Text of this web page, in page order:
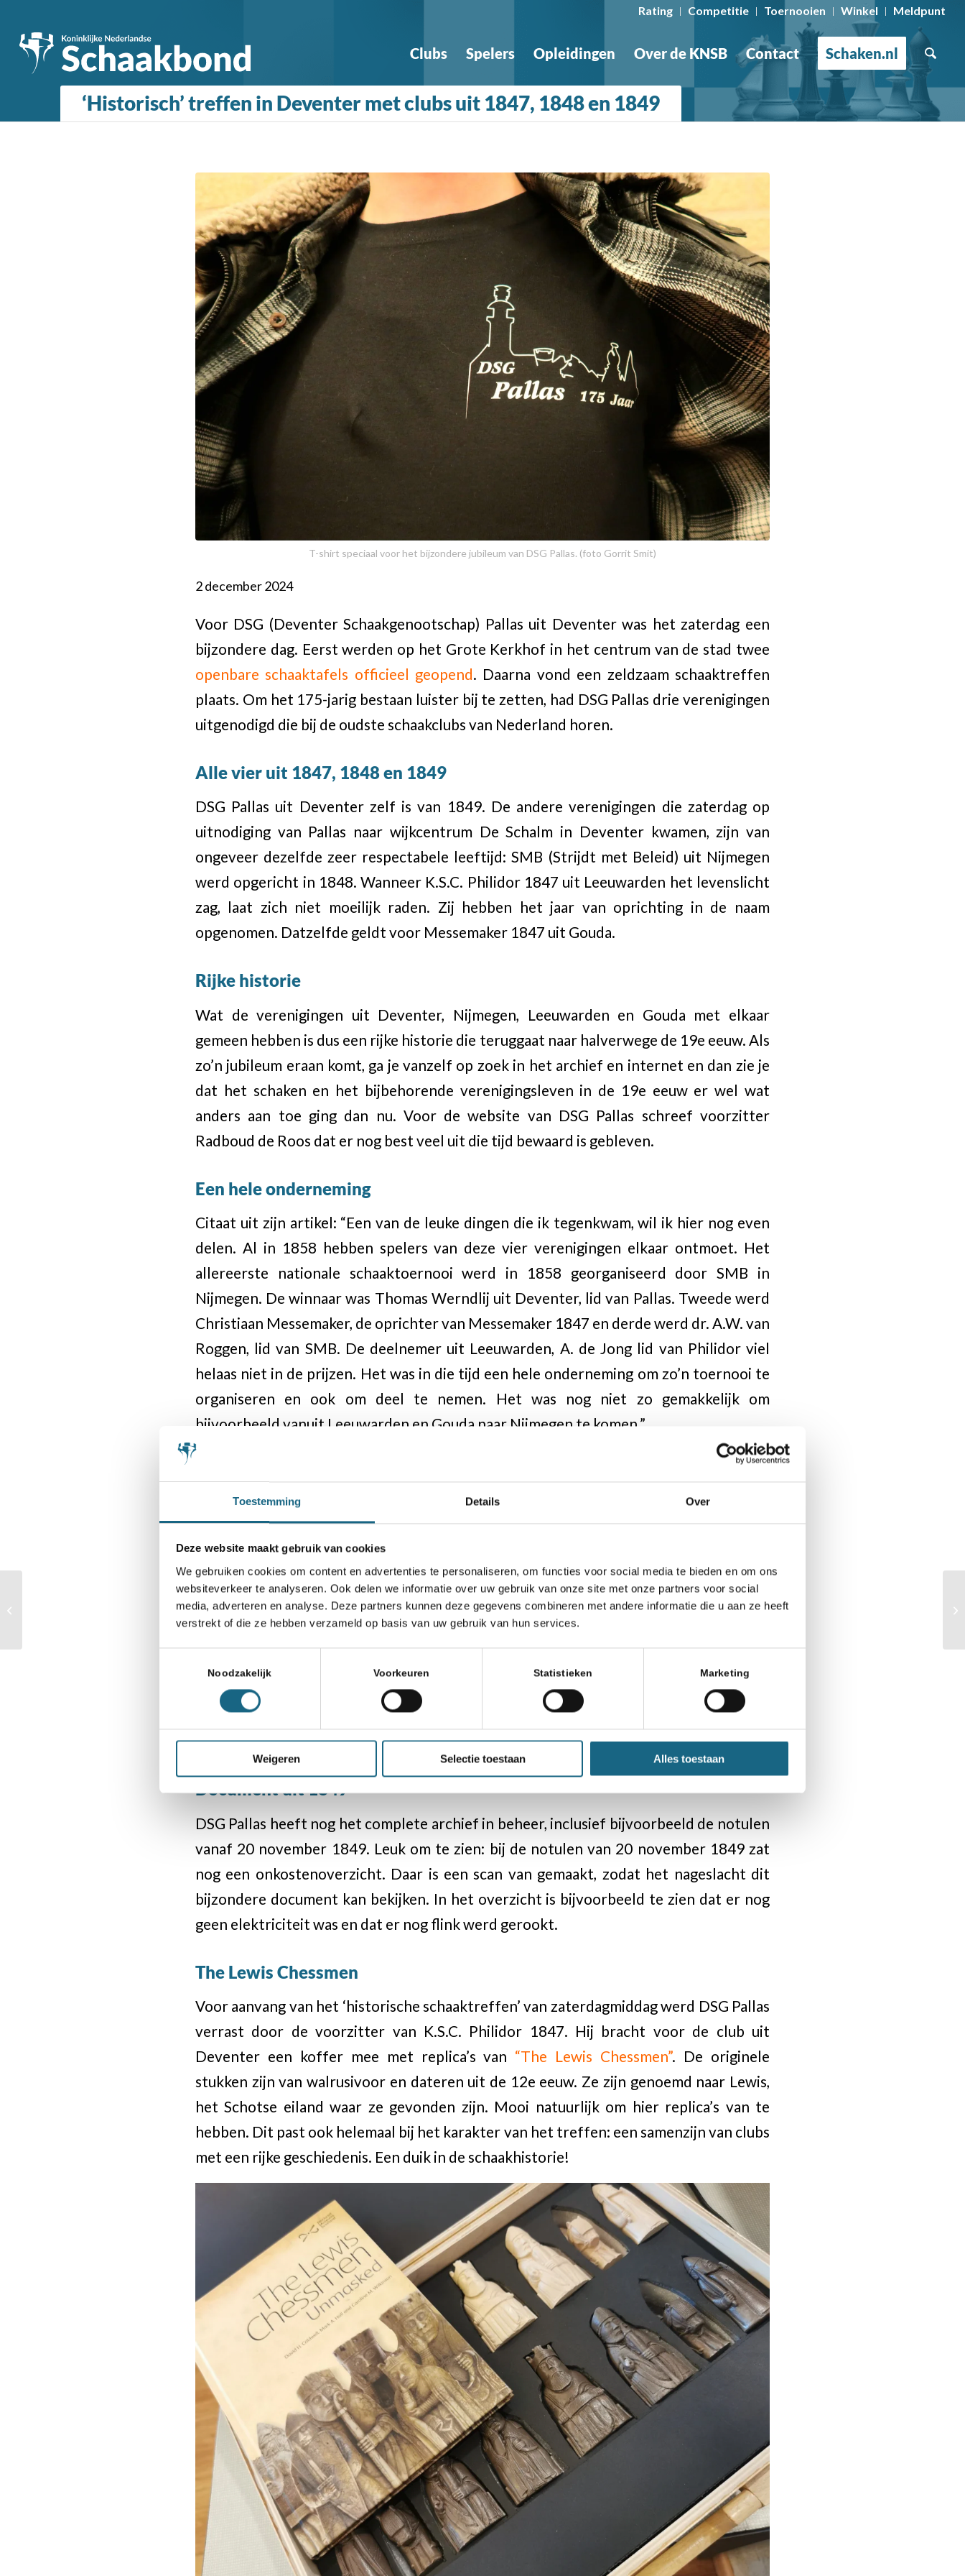
Toestemming Details Over
Deze website maakt gebruik van cookies
We gebruiken cookies om content en advertenties te personaliseren, om functies voor social media te bieden en om ons
websiteverkeer te analyseren. Ook delen we informatie over uw gebruik van onze site met onze partners voor social
media, adverteren en analyse. Deze partners kunnen deze gegevens combineren met andere informatie die u aan ze heeft
verstrekt of die ze hebben verzameld op basis van uw gebruik van hun services.
Noodzakelijk Voorkeuren Statistieken Marketing
Weigeren Selectie toestaan Alles toestaan
Rating Competitie Toernooien Winkel Meldpunt
Clubs Spelers Opleidingen Over de KNSB Contact Schaken.nl
‘Historisch’ treffen in Deventer met clubs uit 1847, 1848 en 1849
T-shirt speciaal voor het bijzondere jubileum van DSG Pallas. (foto Gorrit Smit)
2 december 2024
Voor DSG (Deventer Schaakgenootschap) Pallas uit Deventer was het zaterdag een
bijzondere dag. Eerst werden op het Grote Kerkhof in het centrum van de stad twee
openbare schaaktafels officieel geopend. Daarna vond een zeldzaam schaaktreffen
plaats. Om het 175-jarig bestaan luister bij te zetten, had DSG Pallas drie verenigingen
uitgenodigd die bij de oudste schaakclubs van Nederland horen.
Alle vier uit 1847, 1848 en 1849
DSG Pallas uit Deventer zelf is van 1849. De andere verenigingen die zaterdag op
uitnodiging van Pallas naar wijkcentrum De Schalm in Deventer kwamen, zijn van
ongeveer dezelfde zeer respectabele leeftijd: SMB (Strijdt met Beleid) uit Nijmegen
werd opgericht in 1848. Wanneer K.S.C. Philidor 1847 uit Leeuwarden het levenslicht
zag, laat zich niet moeilijk raden. Zij hebben het jaar van oprichting in de naam
opgenomen. Datzelfde geldt voor Messemaker 1847 uit Gouda.
Rijke historie
Wat de verenigingen uit Deventer, Nijmegen, Leeuwarden en Gouda met elkaar
gemeen hebben is dus een rijke historie die teruggaat naar halverwege de 19e eeuw. Als
zo’n jubileum eraan komt, ga je vanzelf op zoek in het archief en internet en dan zie je
dat het schaken en het bijbehorende verenigingsleven in de 19e eeuw er wel wat
anders aan toe ging dan nu. Voor de website van DSG Pallas schreef voorzitter
Radboud de Roos dat er nog best veel uit die tijd bewaard is gebleven.
Een hele onderneming
Citaat uit zijn artikel: “Een van de leuke dingen die ik tegenkwam, wil ik hier nog even
delen. Al in 1858 hebben spelers van deze vier verenigingen elkaar ontmoet. Het
allereerste nationale schaaktoernooi werd in 1858 georganiseerd door SMB in
Nijmegen. De winnaar was Thomas Werndlij uit Deventer, lid van Pallas. Tweede werd
Christiaan Messemaker, de oprichter van Messemaker 1847 en derde werd dr. A.W. van
Roggen, lid van SMB. De deelnemer uit Leeuwarden, A. de Jong lid van Philidor viel
helaas niet in de prijzen. Het was in die tijd een hele onderneming om zo’n toernooi te
organiseren en ook om deel te nemen. Het was nog niet zo gemakkelijk om
bijvoorbeeld vanuit Leeuwarden en Gouda naar Nijmegen te komen.”
Het document uit 1849, een prachtig stukje (schaak-)geschiedenis.
Document uit 1849
DSG Pallas heeft nog het complete archief in beheer, inclusief bijvoorbeeld de notulen
vanaf 20 november 1849. Leuk om te zien: bij de notulen van 20 november 1849 zat
nog een onkostenoverzicht. Daar is een scan van gemaakt, zodat het nageslacht dit
bijzondere document kan bekijken. In het overzicht is bijvoorbeeld te zien dat er nog
geen elektriciteit was en dat er nog flink werd gerookt.
The Lewis Chessmen
Voor aanvang van het ‘historische schaaktreffen’ van zaterdagmiddag werd DSG Pallas
verrast door de voorzitter van K.S.C. Philidor 1847. Hij bracht voor de club uit
Deventer een koffer mee met replica’s van “The Lewis Chessmen”. De originele
stukken zijn van walrusivoor en dateren uit de 12e eeuw. Ze zijn genoemd naar Lewis,
het Schotse eiland waar ze gevonden zijn. Mooi natuurlijk om hier replica’s van te
hebben. Dit past ook helemaal bij het karakter van het treffen: een samenzijn van clubs
met een rijke geschiedenis. Een duik in de schaakhistorie!